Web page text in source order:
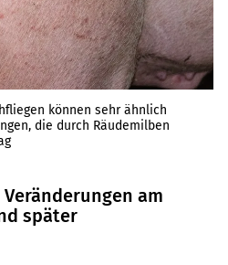
können sehr ähnlich
die durch Räudemilben
am
später